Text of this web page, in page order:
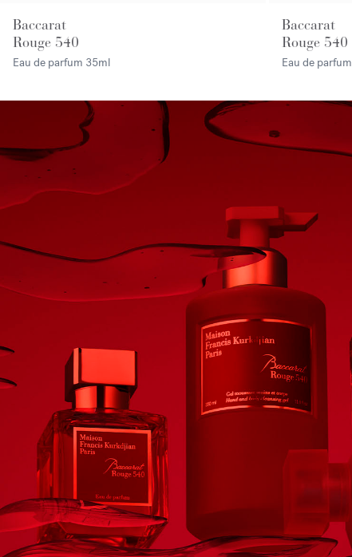
Baccarat
Rouge 540
Eau de parfum 35ml
Baccarat
Rouge 540
Eau de parfum